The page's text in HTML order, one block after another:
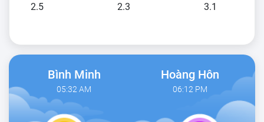
2.5 2.3 3.1
Bình Minh
05:32 AM
Hoàng Hôn
06:12 PM